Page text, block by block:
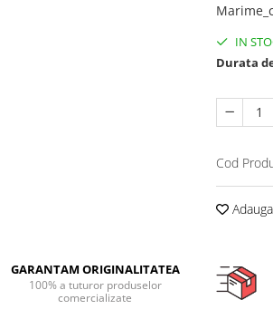
IN
Durata
Cod
GARANTAM ORIGINALITATEA
100% a tuturor produselor
comercializate